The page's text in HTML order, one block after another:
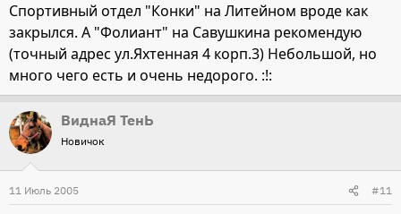
Спортивный отдел "Конки" на Литейном вроде как
закрылся. А "Фолиант" на Савушкина рекомендую
(точный адрес ул.Яхтенная 4 корп.3) Небольшой, но
много чего есть и очень недорого. :!:
ВиднаЯ ТенЬ
Новичок
11 Июль 2005 #11